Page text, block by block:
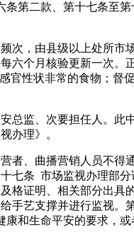
第二款、第十七条至
，由县级以上处所市
个月核验更新一次
性状非常的食物；
监、次要担任人。此
办理》。
、曲播营销人员不得
七条 市场监视办理部
证明、相关部分出
手艺支撑并进行监视
和生命平安的要求，或